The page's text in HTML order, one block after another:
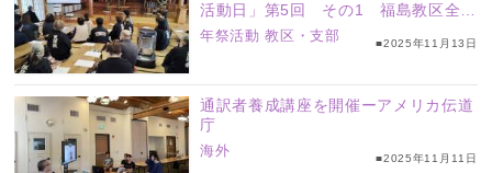
活動日」第5回 その1 福島教区全8
支部
年祭活動 教区・支部 ■2025年11月13日
通訳者養成講座を開催ーアメリカ伝道
庁
海外
■2025年11月11日